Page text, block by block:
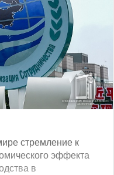
стремление к
эффекта
в